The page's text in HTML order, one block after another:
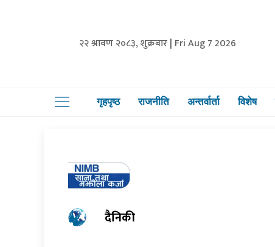
२२ श्रावण २०८३, शुक्रबार | Fri Aug 7 2026
गृहपृष्ठ राजनीति अन्तर्वार्ता विशेष
दैनिकी